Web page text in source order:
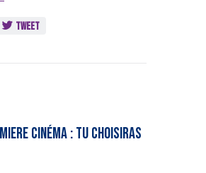
Tweet
cinéma : TU CHOISIRAS